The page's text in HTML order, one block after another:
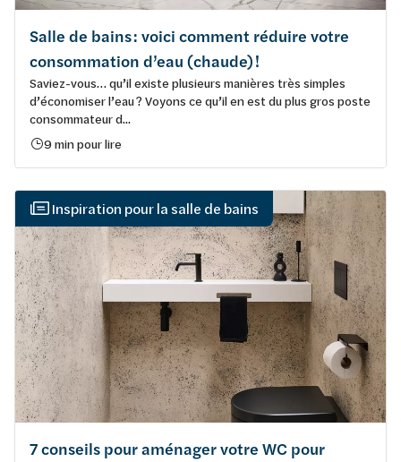
Salle de bains : voici comment réduire votre
consommation d’eau (chaude) !
Saviez-vous… qu’il existe plusieurs manières très simples
d’économiser l’eau ? Voyons ce qu’il en est du plus gros poste
consommateur d...
9 min pour lire
Inspiration pour la salle de bains
7 conseils pour aménager votre WC pour